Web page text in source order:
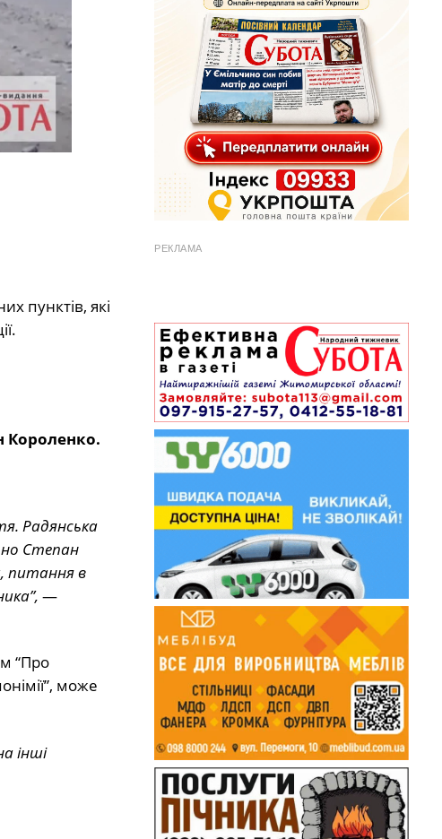
пунктів, які
Короленко.
Радянська
Степан
питання в
—
“Про
може
інші
РЕКЛАМА